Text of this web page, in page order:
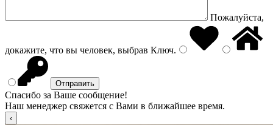
Пожалуйста,
докажите, что вы человек, выбрав Ключ.
Спасибо за Ваше сообщение!
Наш менеджер свяжется с Вами в ближайшее время.